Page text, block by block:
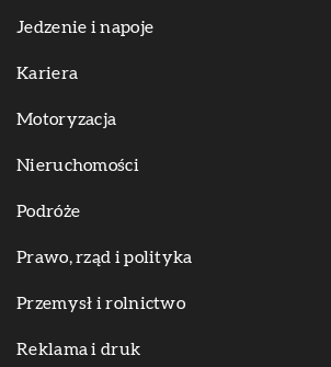
Jedzenie i napoje
Kariera
Motoryzacja
Nieruchomości
Podróże
Prawo, rząd i polityka
Przemysł i rolnictwo
Reklama i druk